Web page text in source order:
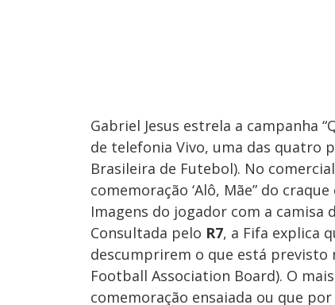
Gabriel Jesus estrela a campanha
de telefonia Vivo, uma das quatro
Brasileira de Futebol). No
comemoração ‘Alô, Mãe” do
Imagens do jogador com a camisa
Consultada pelo R7, a Fifa explica
descumprirem o que está previsto
Football Association Board). O
comemoração ensaiada ou que